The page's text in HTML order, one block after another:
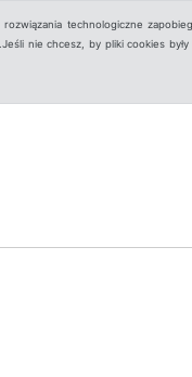
technologiczne
nie chcesz, by pliki cookies były